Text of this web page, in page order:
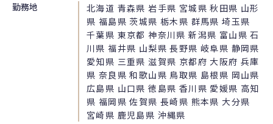
勤務地
北海道 青森県 岩手県 宮城県 秋田県 山形
県 福島県 茨城県 栃木県 群馬県 埼玉県
千葉県 東京都 神奈川県 新潟県 富山県 石
川県 福井県 山梨県 長野県 岐阜県 静岡県
愛知県 三重県 滋賀県 京都府 大阪府 兵庫
県 奈良県 和歌山県 鳥取県 島根県 岡山県
広島県 山口県 徳島県 香川県 愛媛県 高知
県 福岡県 佐賀県 長崎県 熊本県 大分県
宮崎県 鹿児島県 沖縄県